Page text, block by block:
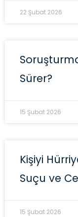
22 Şubat 2026
Sürer?
15 Şubat 2026
Kişiyi
Suçu ve
15 Şubat 2026